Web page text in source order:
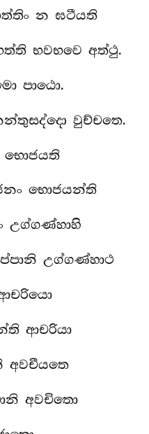
න ඝටීයති
භවභවෙ අත්ථු.
පාඨො.
වුච්චතෙ.
භොජයති
භොජයන්ති
උග්ගණ්හාහි
උග්ගණ්හාථ
ආචරියො
ආචරියා
අවචීයතෙ
අවචිතො